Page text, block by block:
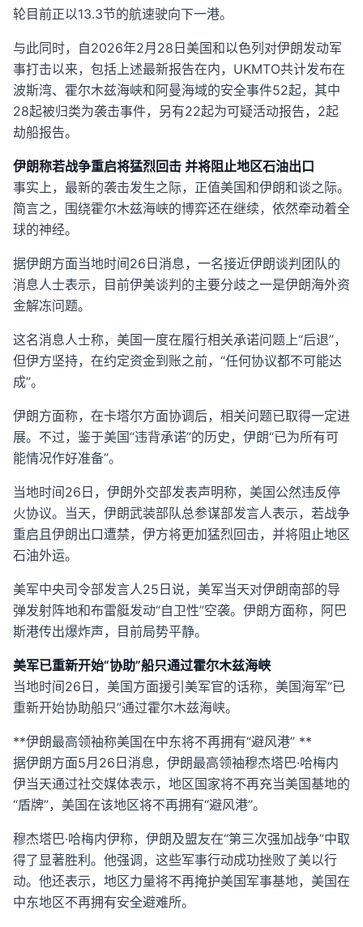
轮目前正以13.3节的航速驶向下一港。
与此同时，自2026年2月28日美国和以色列对伊朗发动军
事打击以来，包括上述最新报告在内，UKMTO共计发布在
波斯湾、霍尔木兹海峡和阿曼海域的安全事件52起，其中
28起被归类为袭击事件，另有22起为可疑活动报告，2起
劫船报告。
伊朗称若战争重启将猛烈回击 并将阻止地区石油出口
事实上，最新的袭击发生之际，正值美国和伊朗和谈之际。
简言之，围绕霍尔木兹海峡的博弈还在继续，依然牵动着全
球的神经。
据伊朗方面当地时间26日消息，一名接近伊朗谈判团队的
消息人士表示，目前伊美谈判的主要分歧之一是伊朗海外资
金解冻问题。
这名消息人士称，美国一度在履行相关承诺问题上“后退”，
但伊方坚持，在约定资金到账之前，“任何协议都不可能达
成”。
伊朗方面称，在卡塔尔方面协调后，相关问题已取得一定进
展。不过，鉴于美国“违背承诺”的历史，伊朗“已为所有可
能情况作好准备”。
当地时间26日，伊朗外交部发表声明称，美国公然违反停
火协议。当天，伊朗武装部队总参谋部发言人表示，若战争
重启且伊朗出口遭禁，伊方将更加猛烈回击，并将阻止地区
石油外运。
美军中央司令部发言人25日说，美军当天对伊朗南部的导
弹发射阵地和布雷艇发动“自卫性”空袭。伊朗方面称，阿巴
斯港传出爆炸声，目前局势平静。
美军已重新开始“协助”船只通过霍尔木兹海峡
当地时间26日，美国方面援引美军官的话称，美国海军“已
重新开始协助船只”通过霍尔木兹海峡。
**伊朗最高领袖称美国在中东将不再拥有“避风港” **
据伊朗方面5月26日消息，伊朗最高领袖穆杰塔巴·哈梅内
伊当天通过社交媒体表示，地区国家将不再充当美国基地的
“盾牌”，美国在该地区将不再拥有“避风港”。
穆杰塔巴·哈梅内伊称，伊朗及盟友在“第三次强加战争”中取
得了显著胜利。他强调，这些军事行动成功挫败了美以行
动。他还表示，地区力量将不再掩护美国军事基地，美国在
中东地区不再拥有安全避难所。